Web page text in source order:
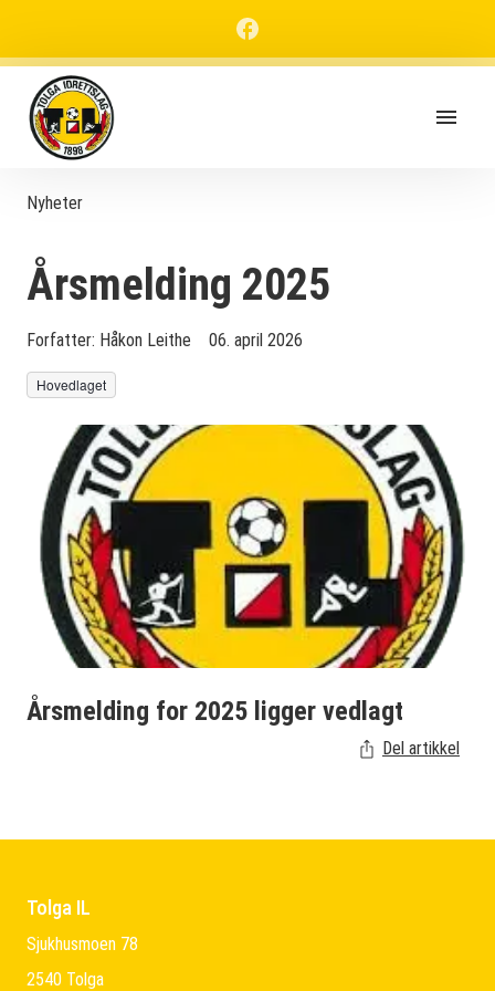
Nyheter
Årsmelding 2025
Forfatter: Håkon Leithe 06. april 2026
Hovedlaget
Årsmelding for 2025 ligger vedlagt
Del artikkel
Tolga IL
Sjukhusmoen 78
2540 Tolga